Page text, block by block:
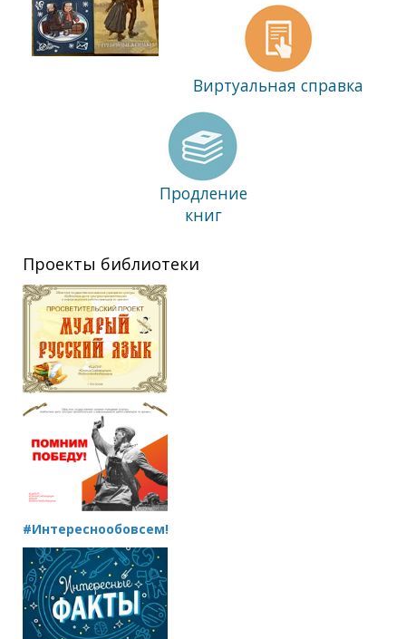
Виртуальная справка
Продление
книг
Проекты библиотеки
#Интереснообовсем!